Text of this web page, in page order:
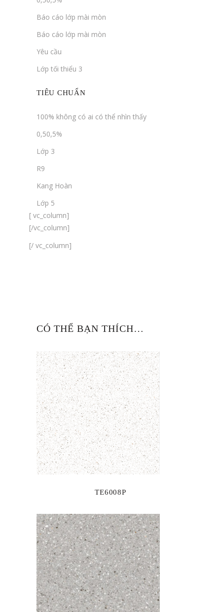
Báo cáo lớp mài mòn
Báo cáo lớp mài mòn
Yêu cầu
Lớp tối thiểu 3
TIÊU CHUẨN
100% không có ai có thể nhìn thấy
0,50,5%
Lớp 3
R9
Kang Hoàn
Lớp 5
[ vc_column]
[/vc_column]
[/ vc_column]
CÓ THỂ BẠN THÍCH…
TE6008P